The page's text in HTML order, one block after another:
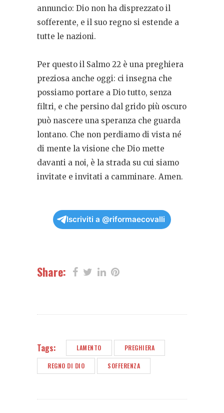
annuncio: Dio non ha disprezzato il
sofferente, e il suo regno si estende a
tutte le nazioni.
Per questo il Salmo 22 è una preghiera
preziosa anche oggi: ci insegna che
possiamo portare a Dio tutto, senza
filtri, e che persino dal grido più oscuro
può nascere una speranza che guarda
lontano. Che non perdiamo di vista né
di mente la visione che Dio mette
davanti a noi, è la strada su cui siamo
invitate e invitati a camminare. Amen.
Iscriviti a @riformaecovalli
Share:
Tags: LAMENTO PREGHIERA
REGNO DI DIO SOFFERENZA